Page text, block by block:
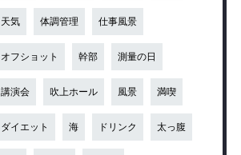
天気 体調管理 仕事風景
オフショット 幹部 測量の日
講演会 吹上ホール 風景 満喫
ダイエット 海 ドリンク 太っ腹